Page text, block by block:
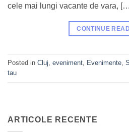
cele mai lungi vacante de vara,
CONTINUE
Posted in Cluj eveniment Evenimente
tau
ARTICOLE RECENTE